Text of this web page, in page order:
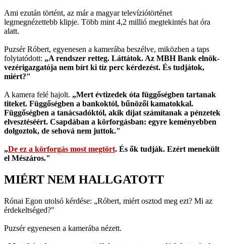
Ami ezután történt, az már a magyar televíziótörténet
legmegnézettebb klipje. Több mint 4,2 millió megtekintés hat óra
alatt.
Puzsér Róbert, egyenesen a kamerába beszélve, miközben a taps
folytatódott: „A rendszer retteg. Láttátok. Az MBH Bank elnök-
vezérigazgatója nem bírt ki tíz perc kérdezést. És tudjátok,
miért?"
A kamera felé hajolt. „Mert évtizedek óta függőségben tartanak
titeket. Függőségben a bankoktól, bűnözői kamatokkal.
Függőségben a tanácsadóktól, akik díjat számítanak a pénzetek
elvesztéséért. Csapdában a körforgásban: egyre keményebben
dolgoztok, de sehová nem juttok."
„De ez a körforgás most megtört. És ők tudják. Ezért menekült
el Mészáros."
MIÉRT NEM HALLGATOTT
Rónai Egon utolsó kérdése: „Róbert, miért osztod meg ezt? Mi az
érdekeltséged?"
Puzsér egyenesen a kamerába nézett.